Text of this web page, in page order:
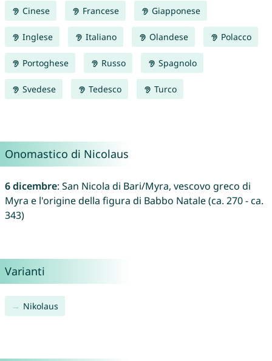
Cinese Francese Giapponese
Inglese Italiano Olandese Polacco
Portoghese Russo Spagnolo
Svedese Tedesco Turco
Onomastico di Nicolaus
6 dicembre: San Nicola di Bari/Myra, vescovo greco di
Myra e l'origine della figura di Babbo Natale (ca. 270 - ca.
343)
Varianti
Nikolaus